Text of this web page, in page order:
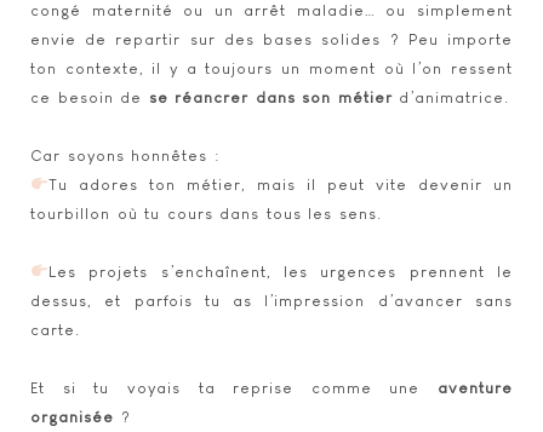
congé maternité ou un arrêt maladie… ou simplement
envie de repartir sur des bases solides ? Peu importe
ton contexte, il y a toujours un moment où l’on ressent
ce besoin de se réancrer dans son métierd’animatrice.
Car soyons honnêtes :
Tu adores ton métier, mais il peut vite devenir un
tourbillon où tu cours dans tous les sens.
Les projets s’enchaînent, les urgences prennent le
dessus, et parfois tu as l’impression d’avancer sans
carte.
Et si tu voyais ta reprise comme une aventure
organisée ?